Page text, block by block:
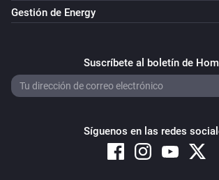
Gestión de Energy
Suscríbete al boletín de
Síguenos en las redes